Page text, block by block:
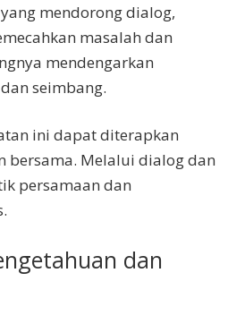
mendorong dialog,
masalah dan
mendengarkan
seimbang.
ini dapat diterapkan
bersama. Melalui dialog dan
persamaan dan
dan